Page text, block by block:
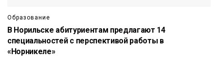
Образование
В Норильске абитуриентам предлагают 14
специальностей с перспективой работы в
«Норникеле»